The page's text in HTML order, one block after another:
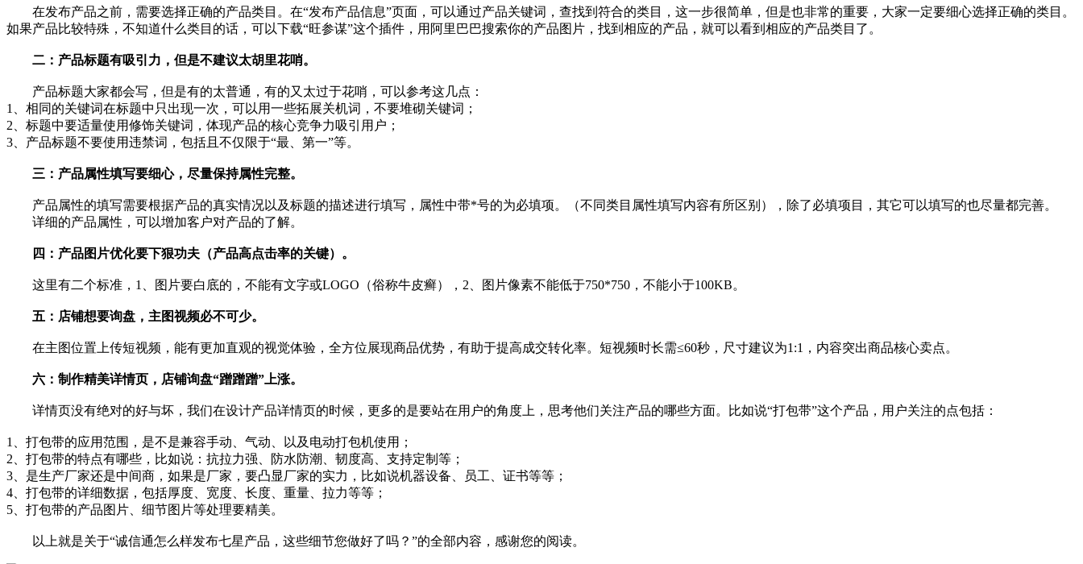
在发布产品之前，需要选择正确的产品类目。在“发布产品信息”页面，可以通过产品关键词，查找到符合的类目，这一步很简单，但是也非常的重要，大家一定要细心选择正确的类目。
如果产品比较特殊，不知道什么类目的话，可以下载“旺参谋”这个插件，用阿里巴巴搜索你的产品图片，找到相应的产品，就可以看到相应的产品类目了。
二：产品标题有吸引力，但是不建议太胡里花哨。
产品标题大家都会写，但是有的太普通，有的又太过于花哨，可以参考这几点：
1、相同的关键词在标题中只出现一次，可以用一些拓展关机词，不要堆砌关键词；
2、标题中要适量使用修饰关键词，体现产品的核心竞争力吸引用户；
3、产品标题不要使用违禁词，包括且不仅限于“最、第一”等。
三：产品属性填写要细心，尽量保持属性完整。
产品属性的填写需要根据产品的真实情况以及标题的描述进行填写，属性中带*号的为必填项。（不同类目属性填写内容有所区别），除了必填项目，其它可以填写的也尽量都完善。
详细的产品属性，可以增加客户对产品的了解。
四：产品图片优化要下狠功夫（产品高点击率的关键）。
这里有二个标准，1、图片要白底的，不能有文字或LOGO（俗称牛皮癣），2、图片像素不能低于750*750，不能小于100KB。
五：店铺想要询盘，主图视频必不可少。
在主图位置上传短视频，能有更加直观的视觉体验，全方位展现商品优势，有助于提高成交转化率。短视频时长需≤60秒，尺寸建议为1:1，内容突出商品核心卖点。
六：制作精美详情页，店铺询盘“蹭蹭蹭”上涨。
详情页没有绝对的好与坏，我们在设计产品详情页的时候，更多的是要站在用户的角度上，思考他们关注产品的哪些方面。比如说“打包带”这个产品，用户关注的点包括：
1、打包带的应用范围，是不是兼容手动、气动、以及电动打包机使用；
2、打包带的特点有哪些，比如说：抗拉力强、防水防潮、韧度高、支持定制等；
3、是生产厂家还是中间商，如果是厂家，要凸显厂家的实力，比如说机器设备、员工、证书等等；
4、打包带的详细数据，包括厚度、宽度、长度、重量、拉力等等；
5、打包带的产品图片、细节图片等处理要精美。
以上就是关于“诚信通怎么样发布七星产品，这些细节您做好了吗？”的全部内容，感谢您的阅读。